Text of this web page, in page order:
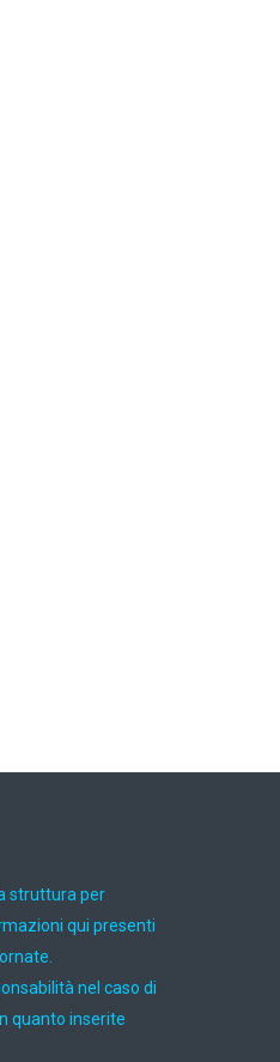
struttura per
qui presenti
nel caso di
quanto inserite